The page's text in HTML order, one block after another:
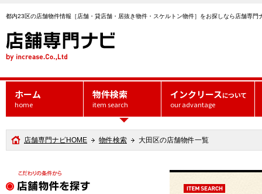
都内23区の店舗物件情報［店舗・貸店舗・居抜き物件・スケルトン物件］をお探しなら店舗専門
ホーム
home
物件検索
item search
インクリースについて
our advantage
店舗専門ナビHOME 物件検索 大田区の店舗物件一覧